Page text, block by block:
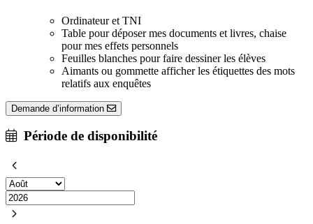
Ordinateur et TNI
Table pour déposer mes documents et livres, chaise
pour mes effets personnels
Feuilles blanches pour faire dessiner les élèves
Aimants ou gommette afficher les étiquettes des mots
relatifs aux enquêtes
Demande d’information
Période de disponibilité